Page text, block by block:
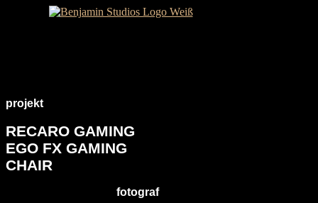
projekt
RECARO GAMING
EGO FX GAMING
CHAIR
fotograf